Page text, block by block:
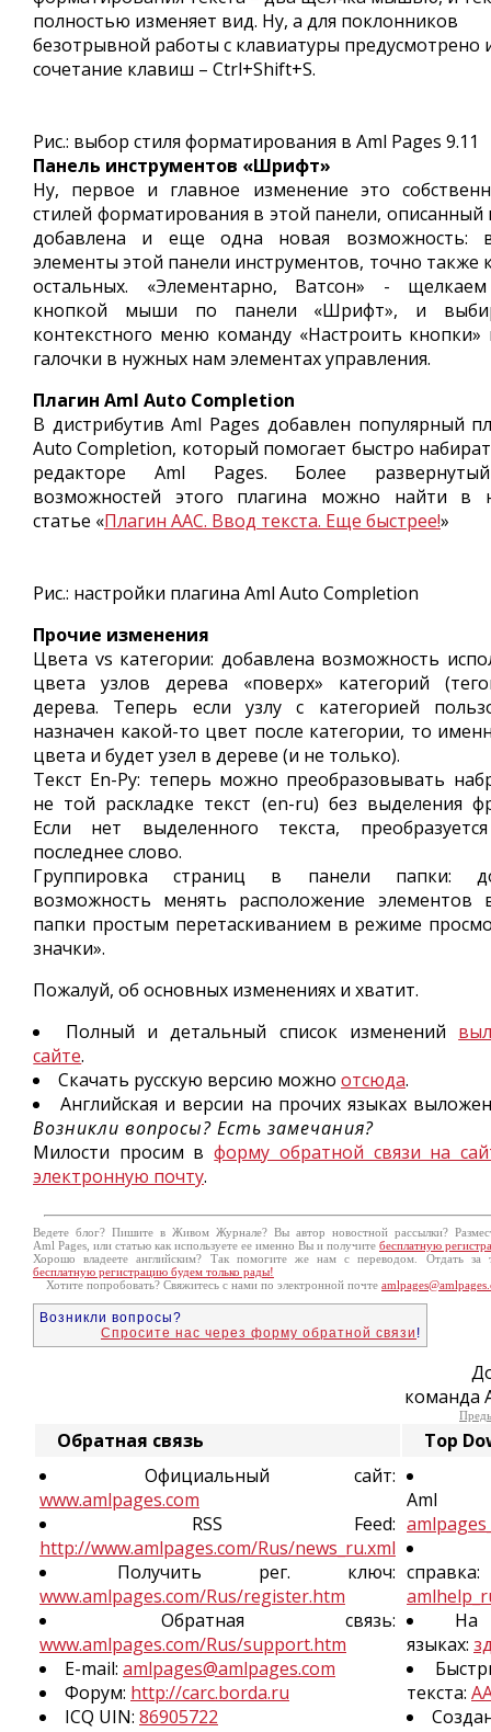
полностью изменяет вид. Ну, а для поклонников
безотрывной работы с клавиатуры предусмотрено
сочетание клавиш – Ctrl+Shift+S.
Рис.: выбор стиля форматирования в Aml Pages 9.11
Панель инструментов «Шрифт»
Ну, первое и главное изменение это
стилей форматирования в этой панели,
добавлена и еще одна новая возможность:
элементы этой панели инструментов, точно также
остальных. «Элементарно, Ватсон» -
кнопкой мыши по панели «Шрифт», и
контекстного меню команду «Настроить кнопки»
галочки в нужных нам элементах управления.
Плагин Aml Auto Completion
В дистрибутив Aml Pages добавлен популярный
Auto Completion, который помогает быстро
редакторе Aml Pages. Более
возможностей этого плагина можно найти в
статье «Плагин AAC. Ввод текста. Еще быстрее!»
Рис.: настройки плагина Aml Auto Completion
Прочие изменения
Цвета vs категории: добавлена возможность
цвета узлов дерева «поверх» категорий
дерева. Теперь если узлу с категорией
назначен какой-то цвет после категории, то
цвета и будет узел в дереве (и не только).
Текст En-Ру: теперь можно преобразовывать
не той раскладке текст (en-ru) без выделения
Если нет выделенного текста,
последнее слово.
Группировка страниц в панели папки:
возможность менять расположение элементов
папки простым перетаскиванием в режиме
значки».
Пожалуй, об основных изменениях и хватит.
Полный и детальный список изменений
сайте.
Скачать русскую версию можно отсюда.
Английская и версии на прочих языках
Возникли вопросы? Есть замечания?
Милости просим в форму обратной связи на
электронную почту.
Ведете блог? Пишите в Живом Журнале? Вы автор новостной рассылки?
Aml Pages, или статью как используете ее именно Вы и получите бесплатную
Хорошо владеете английским? Так помогите же нам с переводом. Отдать за
бесплатную регистрацию будем только рады!
Хотите попробовать? Свяжитесь с нами по электронной почте
Возникли вопросы?
Спросите нас через форму обратной связи !
команда
Обратная связь
Top
Официальный сайт:
www.amlpages.com
RSS Feed:
http://www.amlpages.com/Rus/news_ru.xml
Получить рег. ключ:
www.amlpages.com/Rus/register.htm
Обратная связь:
www.amlpages.com/Rus/support.htm
E-mail: amlpages@amlpages.com
Форум: http://carc.borda.ru
ICQ UIN: 86905722
Aml
справка:
На
языках:
текста: